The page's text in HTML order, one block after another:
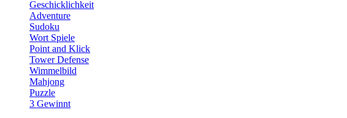
Geschicklichkeit
Adventure
Sudoku
Wort Spiele
Point and Klick
Tower Defense
Wimmelbild
Mahjong
Puzzle
3 Gewinnt